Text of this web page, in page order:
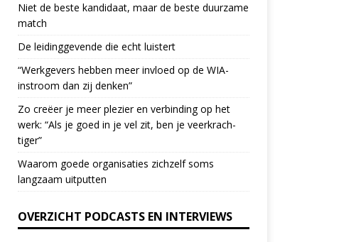
e
a
s
e
l
e
a
v
e
t
h
i
f
Niet de beste kandidaat, maar de beste duurzame
match
De leidinggevende die echt luistert
“Werkgevers hebben meer invloed op de WIA-
instroom dan zij denken”
Zo creëer je meer plezier en verbinding op het
werk: “Als je goed in je vel zit, ben je veerkrach­
tiger”
Waarom goede organisaties zichzelf soms
langzaam uitputten
OVERZICHT PODCASTS EN INTERVIEWS